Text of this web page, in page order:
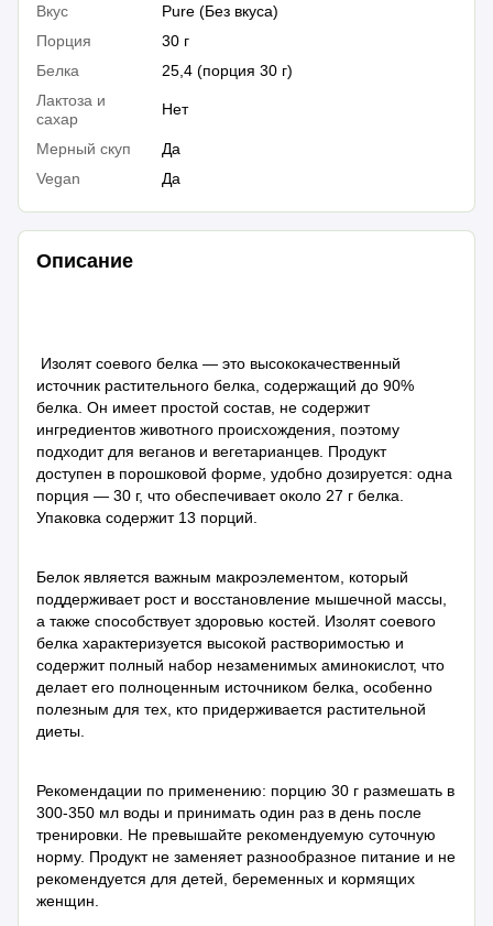
Вкус
Pure (Без вкуса)
Порция
30 г
Белка
25,4 (порция 30 г)
Лактоза и
сахар
Нет
Мерный скуп
Да
Vegan
Да
Описание
Изолят соевого белка — это высококачественный
источник растительного белка, содержащий до 90%
белка. Он имеет простой состав, не содержит
ингредиентов животного происхождения, поэтому
подходит для веганов и вегетарианцев. Продукт
доступен в порошковой форме, удобно дозируется: одна
порция — 30 г, что обеспечивает около 27 г белка.
Упаковка содержит 13 порций.
Белок является важным макроэлементом, который
поддерживает рост и восстановление мышечной массы,
а также способствует здоровью костей. Изолят соевого
белка характеризуется высокой растворимостью и
содержит полный набор незаменимых аминокислот, что
делает его полноценным источником белка, особенно
полезным для тех, кто придерживается растительной
диеты.
Рекомендации по применению: порцию 30 г размешать в
300-350 мл воды и принимать один раз в день после
тренировки. Не превышайте рекомендуемую суточную
норму. Продукт не заменяет разнообразное питание и не
рекомендуется для детей, беременных и кормящих
женщин.